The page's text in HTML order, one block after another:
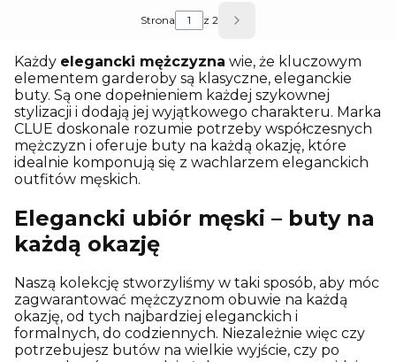
Strona z 2
Każdy elegancki mężczyzna wie, że kluczowym
elementem garderoby są klasyczne, eleganckie
buty. Są one dopełnieniem każdej szykownej
stylizacji i dodają jej wyjątkowego charakteru. Marka
CLUE doskonale rozumie potrzeby współczesnych
mężczyzn i oferuje buty na każdą okazję, które
idealnie komponują się z wachlarzem eleganckich
outfitów męskich.
Elegancki ubiór męski – buty na
każdą okazję
Naszą kolekcję stworzyliśmy w taki sposób, aby móc
zagwarantować mężczyznom obuwie na każdą
okazję, od tych najbardziej eleganckich i
formalnych, do codziennych. Niezależnie więc czy
potrzebujesz butów na wielkie wyjście, czy po